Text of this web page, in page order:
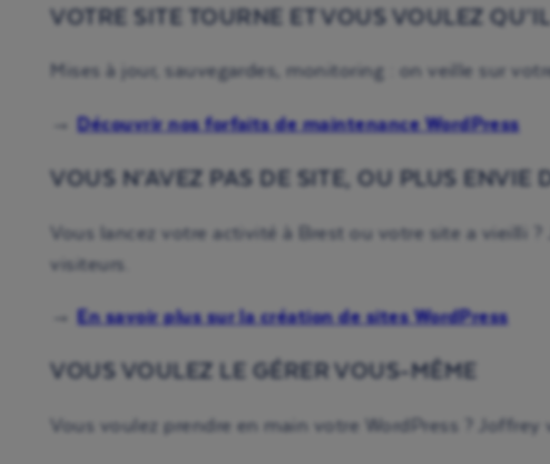
VOTRE SITE TOURNE ET VOUS VOULEZ
Mises à jour, sauvegardes, monitoring : on veille sur
→Découvrir nos forfaits de maintenance WordPress
VOUS N’AVEZ PAS DE SITE, OU PLUS ENVIE
Vous lancez votre activité à Brest ou votre site a vieilli
visiteurs.
→En savoir plus sur la création de sites WordPress
VOUS VOULEZ LE GÉRER VOUS-MÊME
Vous voulez prendre en main votre WordPress ?